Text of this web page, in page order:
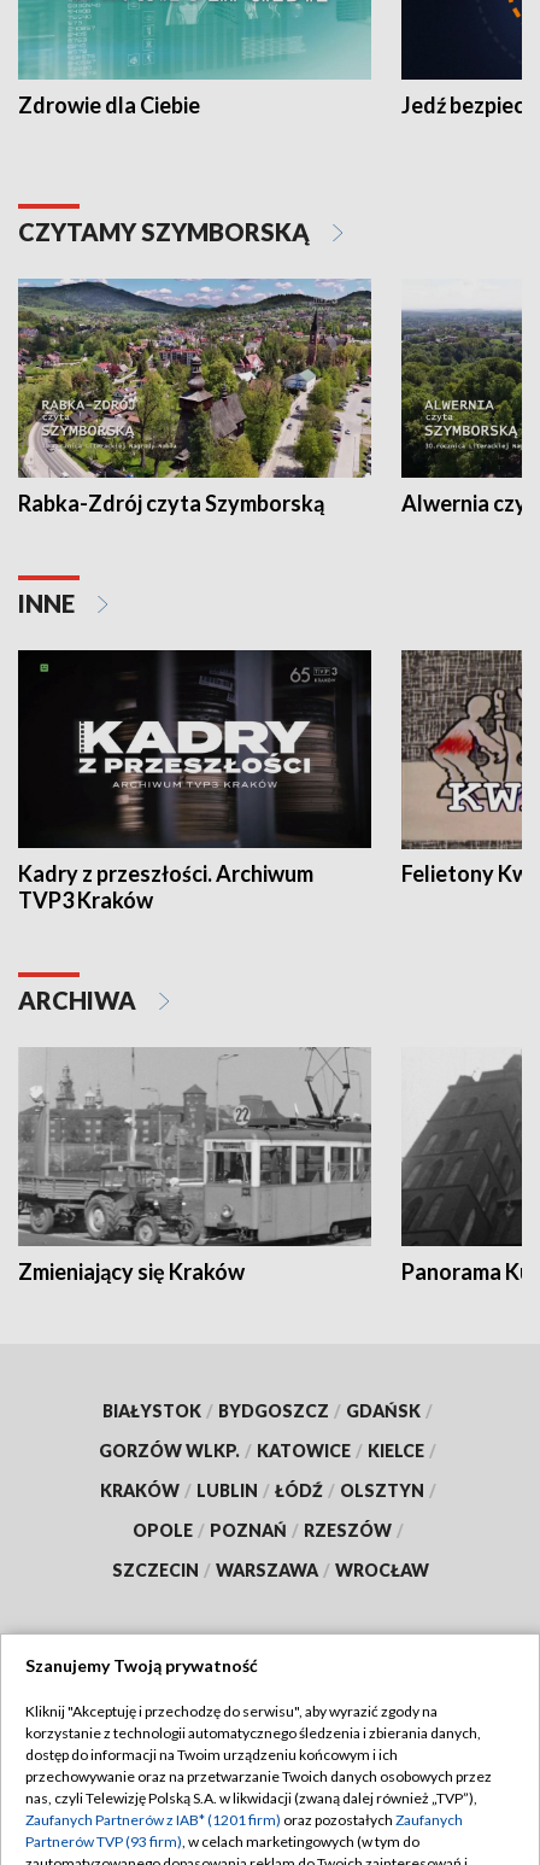
Zdrowie dla Ciebie Jedź
CZYTAMY SZYMBORSKĄ
Rabka-Zdrój czyta Szymborską Alwernia
INNE
Kadry z przeszłości. Archiwum
TVP3 Kraków
Felietony
ARCHIWA
Zmieniający się Kraków Panorama
BIAŁYSTOK / BYDGOSZCZ / GDAŃSK /
GORZÓW WLKP. / KATOWICE / KIELCE /
KRAKÓW / LUBLIN / ŁÓDŹ / OLSZTYN /
OPOLE / POZNAŃ / RZESZÓW /
SZCZECIN / WARSZAWA / WROCŁAW
TVP
Abonament TVP
Emisja w TVP
Centrum informacji TVP
Regulamin TVP
Polityka prywatności
Szanujemy Twoją prywatność
Kliknij "Akceptuję i przechodzę do serwisu", aby wyrazić zgody na
korzystanie z technologii automatycznego śledzenia i zbierania danych,
dostęp do informacji na Twoim urządzeniu końcowym i ich
przechowywanie oraz na przetwarzanie Twoich danych osobowych przez
nas, czyli Telewizję Polską S.A. w likwidacji (zwaną dalej również „TVP”),
Zaufanych Partnerów z IAB* (1201 firm) oraz pozostałych Zaufanych
Partnerów TVP (93 firm), w celach marketingowych (w tym do